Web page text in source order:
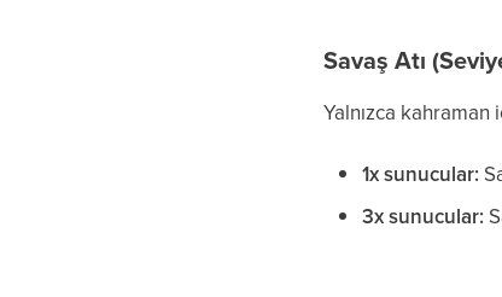
Savaş Atı
Yalnızca
1x sunucular:
3x sunucular: